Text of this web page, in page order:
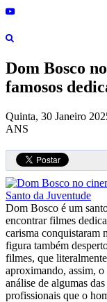
Dom Bosco
famosos
Quinta, 30 Janeiro
ANS
Dom Bosco é um
encontrar filmes
carisma conquistaram
figura também
filmes, que
aproximando, assim,
análise de algumas
profissionais que o